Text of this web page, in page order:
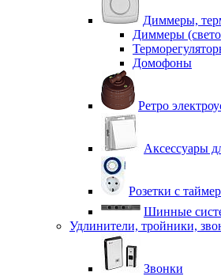
Диммеры,
Диммеры
Домофоны
Ретро
Аксессуары
Розетки с
Шинные
Удлинители, тройники,
Звонки